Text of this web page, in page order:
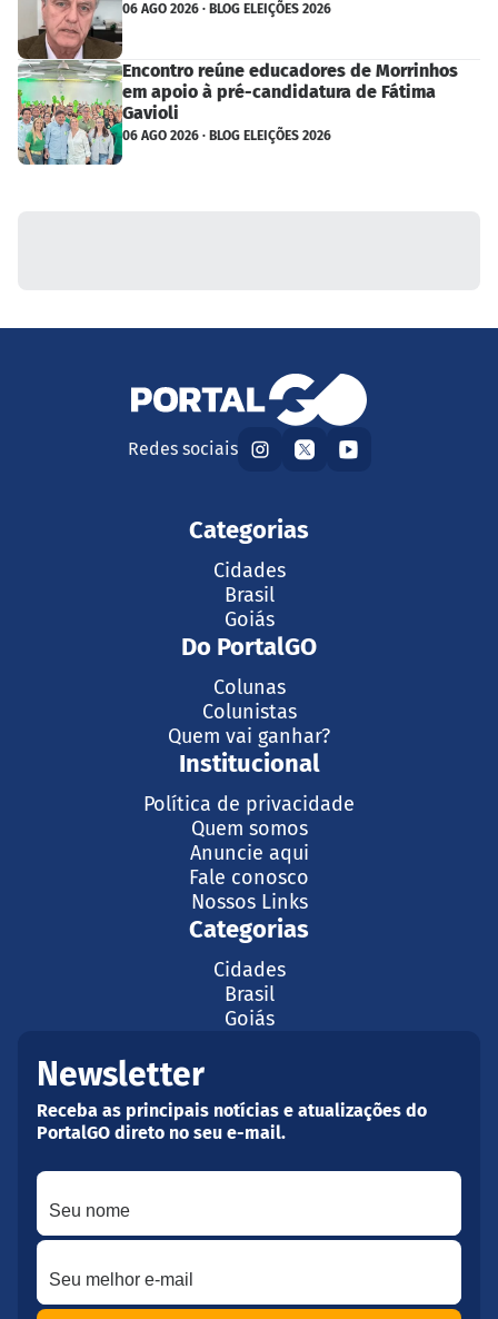
06 AGO 2026 · BLOG ELEIÇÕES 2026
Encontro reúne educadores de Morrinhos
em apoio à pré-candidatura de Fátima
Gavioli
06 AGO 2026 · BLOG ELEIÇÕES 2026
Redes sociais
Categorias
Cidades
Brasil
Goiás
Do PortalGO
Colunas
Colunistas
Quem vai ganhar?
Institucional
Política de privacidade
Quem somos
Anuncie aqui
Fale conosco
Nossos Links
Categorias
Cidades
Brasil
Goiás
Newsletter
Receba as principais notícias e atualizações do
PortalGO direto no seu e-mail.
Seu nome
Seu melhor e-mail